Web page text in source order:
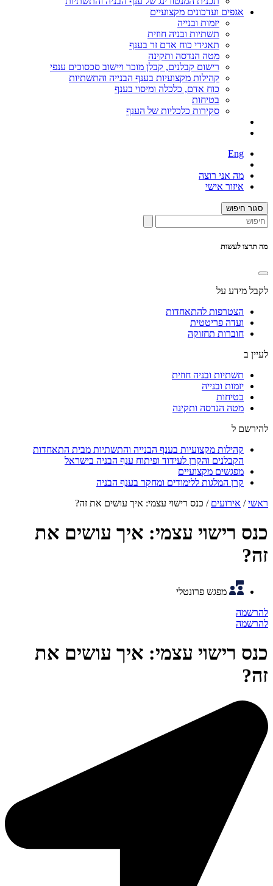
אגפים ועדכונים מקצועיים
יזמות ובנייה
תשתיות ובניה חוזית
תאגידי כוח אדם זר בענף
מטה הנדסה ותקינה
רישום קבלנים, קבלן מוכר ויישוב סכסוכים ענפי
קהילות מקצועיות בענף הבנייה והתשתיות
כוח אדם, כלכלה ומיסוי בענף
בטיחות
סקירות כלכליות של הענף
Eng
מה אני רוצה
איזור אישי
סגור חיפוש
מה תרצו לעשות
לקבל מידע על
הצטרפות להתאחדות
ועדה פריטטית
חוברות תחזוקה
לעיין ב
תשתיות ובניה חוזית
יזמות ובנייה
בטיחות
מטה הנדסה ותקינה
להירשם ל
קהילות מקצועיות בענף הבנייה והתשתיות מבית התאחדות
הקבלנים והקרן לעידוד ופיתוח ענף הבניה בישראל
מפגשים מקצועיים
קרן המלגות ללימודים ומחקר בענף הבניה
ראשי/ אירועים / כנס רישוי עצמי: איך עושים את זה?
כנס רישוי עצמי: איך עושים את
זה?
מפגש פרונטלי
להרשמה
להרשמה
כנס רישוי עצמי: איך עושים את
זה?